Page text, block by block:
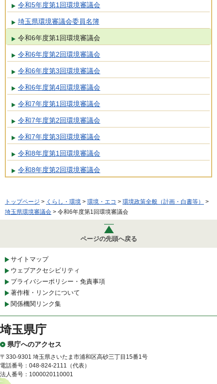
令和5年度第1回環境審議会
埼玉県環境審議会委員名簿
令和6年度第1回環境審議会
令和6年度第2回環境審議会
令和6年度第3回環境審議会
令和6年度第4回環境審議会
令和7年度第1回環境審議会
令和7年度第2回環境審議会
令和7年度第3回環境審議会
令和8年度第1回環境審議会
令和8年度第2回環境審議会
トップページ > くらし・環境 > 環境・エコ > 環境政策全般（計画・白書等）
>
埼玉県環境審議会 > 令和6年度第1回環境審議会
ページの先頭へ戻る
サイトマップ
ウェブアクセシビリティ
プライバシーポリシー・免責事項
著作権・リンクについて
関係機関リンク集
埼玉県庁
県庁へのアクセス
〒330-9301 埼玉県さいたま市浦和区高砂三丁目15番1号
電話番号：048-824-2111（代表）
法人番号：1000020110001